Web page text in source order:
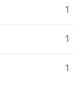
1
1
1